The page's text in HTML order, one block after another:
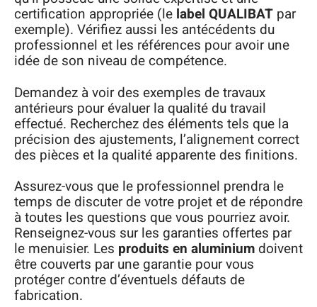
certification appropriée (le label QUALIBAT par
exemple). Vérifiez aussi les antécédents du
professionnel et les références pour avoir une
idée de son niveau de compétence.
Demandez à voir des exemples de travaux
antérieurs pour évaluer la qualité du travail
effectué. Recherchez des éléments tels que la
précision des ajustements, l’alignement correct
des pièces et la qualité apparente des finitions.
Assurez-vous que le professionnel prendra le
temps de discuter de votre projet et de répondre
à toutes les questions que vous pourriez avoir.
Renseignez-vous sur les garanties offertes par
le menuisier. Les produits en aluminium doivent
être couverts par une garantie pour vous
protéger contre d’éventuels défauts de
fabrication.